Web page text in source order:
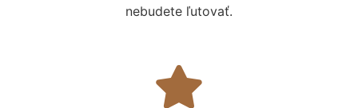
nebudete ľutovať.